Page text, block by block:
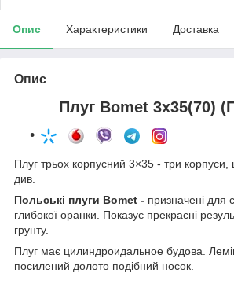
Опис Характеристики Доставка
Опис
Плуг Bomet 3х35(70)
Плуг трьох корпусний 3×35 - три
див.
Польські плуги Bomet - призначені для
глибокої оранки. Показує прекрасні
грунту.
Плуг має цилиндроидальное будова.
посилений долото подібний носок.